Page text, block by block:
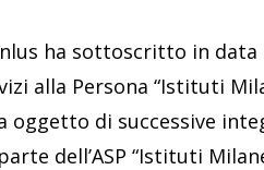
dal
Comitato
Amici
ha sottoscritto in data
alla Persona “Istituti
oggetto di successive
dell’ASP “Istituti